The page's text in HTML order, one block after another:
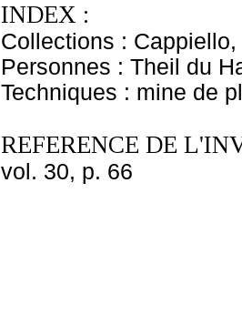
INDEX :
Collections :
Personnes : Theil du
Techniques : mine de
REFERENCE DE
vol. 30, p. 66